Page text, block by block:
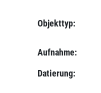
Objekttyp:
Aufnahme:
Datierung: